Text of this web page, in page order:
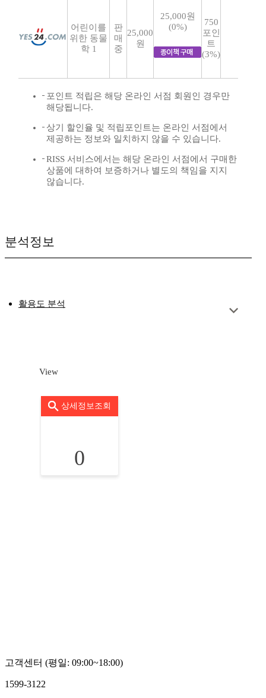
어린이를
위한 동물
학 1
판
매
중
25,000
원
25,000원
(0%)
750
포인
트
(3%)
포인트 적립은 해당 온라인 서점 회원인 경우만
해당됩니다.
상기 할인율 및 적립포인트는 온라인 서점에서
제공하는 정보와 일치하지 않을 수 있습니다.
RISS 서비스에서는 해당 온라인 서점에서 구매한
상품에 대하여 보증하거나 별도의 책임을 지지
않습니다.
분석정보
활용도 분석
View
상세정보조회
0
고객센터 (평일: 09:00~18:00)
1599-3122